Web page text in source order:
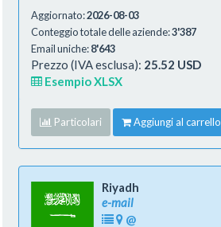
Aggiornato:2026-08-03
Conteggio totale delle aziende:3'387
Email uniche:8'643
Prezzo (IVA esclusa): 25.52 USD
Esempio XLSX
Particolari Aggiungi al carrello
Riyadh
e-mail
@